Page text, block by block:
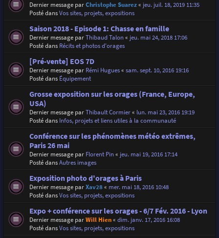
Dernier message parChristophe Suarez« jeu. juil. 18, 2019 11:35
Posté dansVos sites, projets, expositions
Saison 2018 - Episode 1: Chasse en famille
Dernier message parThibaud Talon« jeu. mai 24, 2018 17:06
Posté dans Récits et photos d'orages
[Pré-vente] EOS 7D
Dernier message par Rémi Hugues« sam. sept. 10, 2016 19:16
Posté dans Équipement
Grosse exposition sur les orages (France, Europe,
USA)
Dernier message parThibault Cormier« lun. mai 23, 2016 19:19
Posté dans Infos, projets et liens utiles à la communauté
Conférence sur les phénomènes météo extrêmes,
Paris 26 mai
Dernier message par Florent Pin« jeu. mai 19, 2016 17:14
Posté dansAutres images
Exposition photo d'orages à Paris
Dernier message parXav28« mer. mai 18, 2016 10:48
Posté dansVos sites, projets, expositions
Expo + conférence sur les orages - 6/7 Fév. 2016 - Lyon
Dernier message parWill Hien« dim. janv. 17, 2016 16:08
Posté dansVos sites, projets, expositions